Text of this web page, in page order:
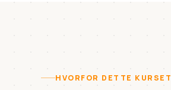
HVORFOR DETTE KURSET